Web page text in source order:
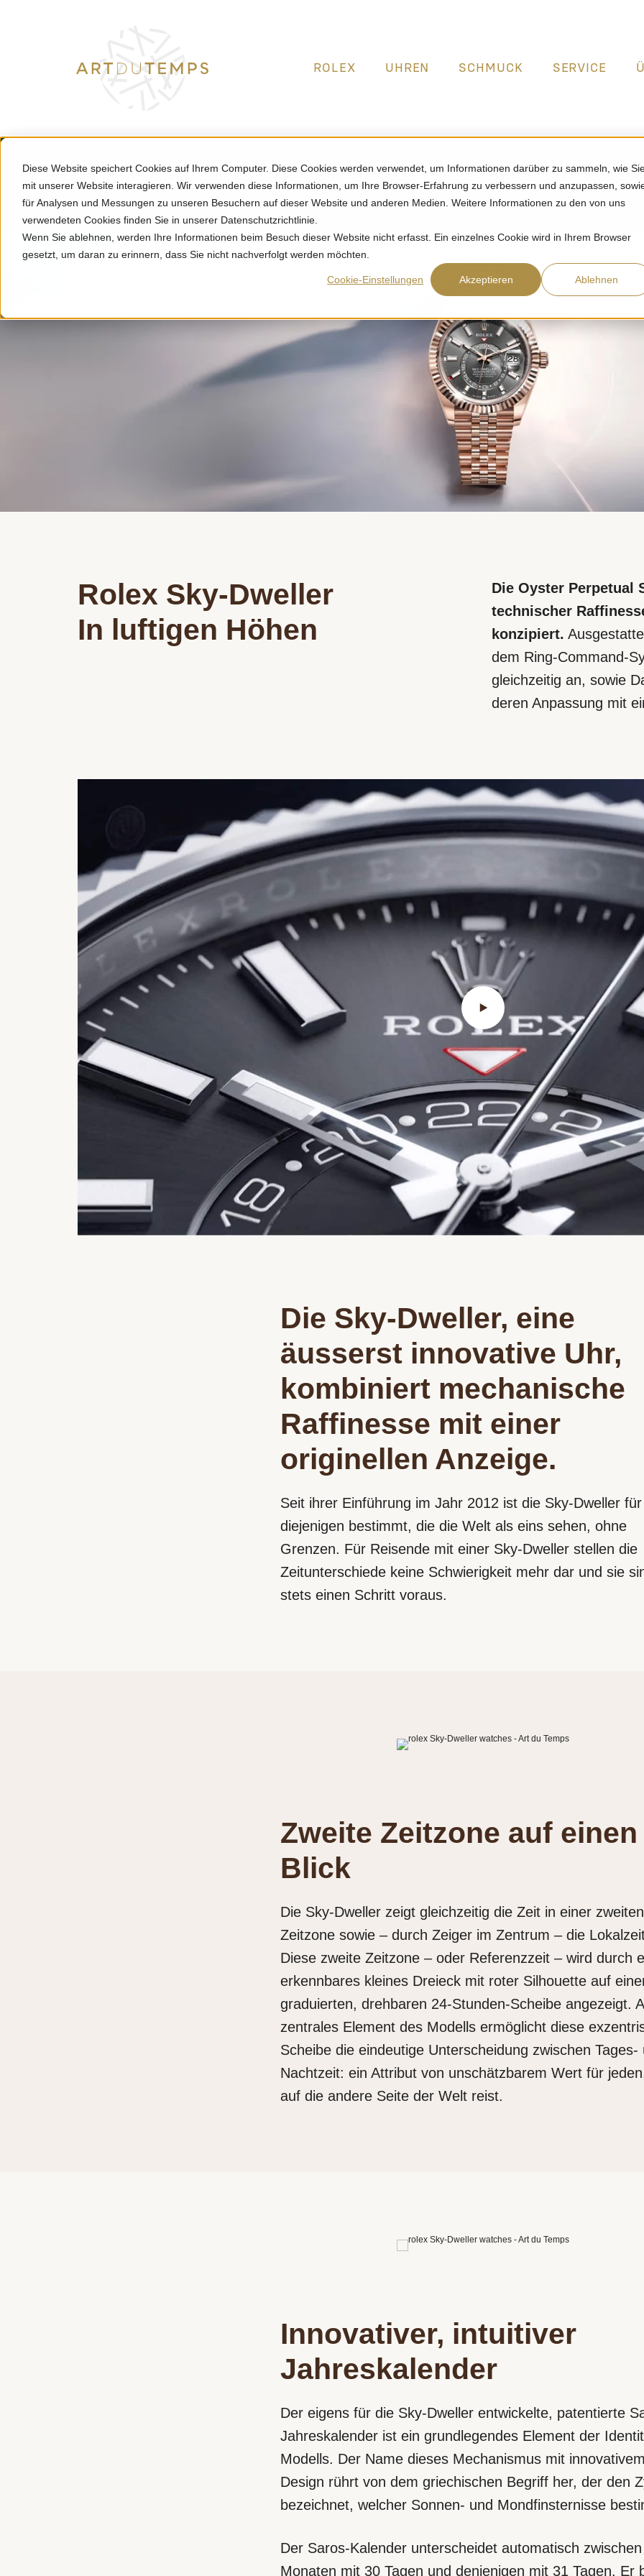
Diese Website speichert Cookies auf Ihrem Computer. Diese Cookies werden verwendet, um Informationen darüber zu sammeln, wie
mit unserer Website interagieren. Wir verwenden diese Informationen, um Ihre Browser-Erfahrung zu verbessern und anzupassen,
für Analysen und Messungen zu unseren Besuchern auf dieser Website und anderen Medien. Weitere Informationen zu den von uns
verwendeten Cookies finden Sie in unserer Datenschutzrichtlinie.
Wenn Sie ablehnen, werden Ihre Informationen beim Besuch dieser Website nicht erfasst. Ein einzelnes Cookie wird in Ihrem Browser
gesetzt, um daran zu erinnern, dass Sie nicht nachverfolgt werden möchten.
Cookie-Einstellungen Akzeptieren Ablehnen
ROLEX UHREN SCHMUCK SERVICE
Rolex Rolex Armbanduhren Sky-Dweller
Rolex Sky-Dweller
In luftigen Höhen
Die Oyster Perpetual
technischer
konzipiert.
dem Ring-Command-
gleichzeitig an, sowie
deren Anpassung mit
Die Sky‑Dweller, eine
äusserst innovative Uhr,
kombiniert mechanische
Raffinesse mit einer
originellen Anzeige.
Seit ihrer Einführung im Jahr 2012 ist die Sky‑Dweller für
diejenigen bestimmt, die die Welt als eins sehen, ohne
Grenzen. Für Reisende mit einer Sky‑Dweller stellen die
Zeitunterschiede keine Schwierigkeit mehr dar und sie
stets einen Schritt voraus.
Zweite Zeitzone auf einen
Blick
Die Sky‑Dweller zeigt gleichzeitig die Zeit in einer zweiten
Zeitzone sowie – durch Zeiger im Zentrum – die
Diese zweite Zeitzone – oder Referenzzeit – wird durch
erkennbares kleines Dreieck mit roter Silhouette auf
graduierten, drehbaren 24-Stunden-Scheibe angezeigt.
zentrales Element des Modells ermöglicht diese
Scheibe die eindeutige Unterscheidung zwischen Tages-
Nachtzeit: ein Attribut von unschätzbarem Wert für
auf die andere Seite der Welt reist.
Innovativer, intuitiver
Jahreskalender
Der eigens für die Sky‑Dweller entwickelte, patentierte
Jahreskalender ist ein grundlegendes Element der
Modells. Der Name dieses Mechanismus mit
Design rührt von dem griechischen Begriff her, der den
bezeichnet, welcher Sonnen- und Mondfinsternisse
Der Saros-Kalender unterscheidet automatisch
Monaten mit 30 Tagen und denjenigen mit 31 Tagen. Er